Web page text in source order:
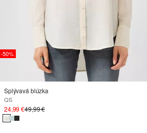
-50%
Splývavá blúzka
QS
24,99 €49,99 €